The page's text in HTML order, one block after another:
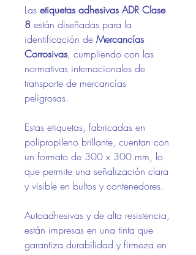
Las etiquetas adhesivas ADR Clase
8 están diseñadas para la
identificación de Mercancías
Corrosivas, cumpliendo con las
normativas internacionales de
transporte de mercancías
peligrosas.
Estas etiquetas, fabricadas en
polipropileno brillante, cuentan con
un formato de 300 x 300 mm, lo
que permite una señalización clara
y visible en bultos y contenedores.
Autoadhesivas y de alta resistencia,
están impresas en una tinta que
garantiza durabilidad y firmeza en